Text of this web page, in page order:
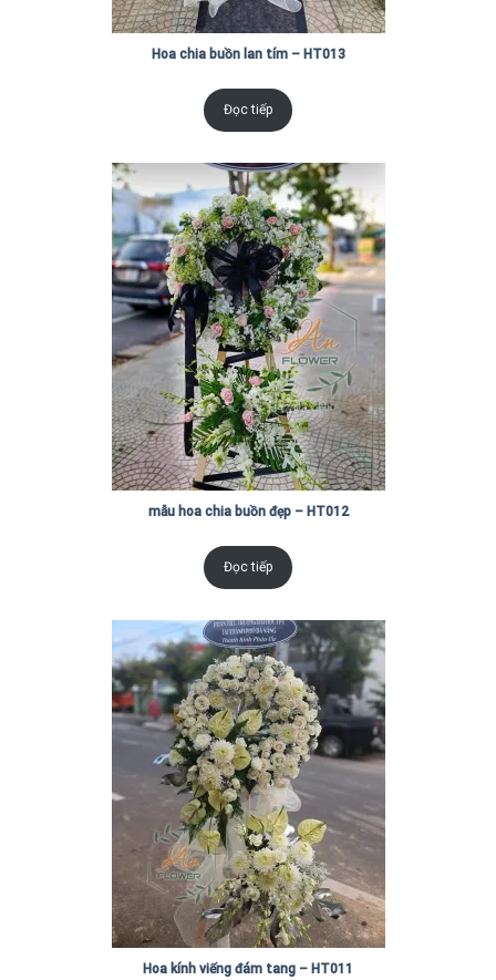
Hoa chia buồn lan tím – HT013
Đọc tiếp
mẫu hoa chia buồn đẹp – HT012
Đọc tiếp
Hoa kính viếng đám tang – HT011